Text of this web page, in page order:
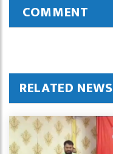
COMMENT
RELATED NEWS